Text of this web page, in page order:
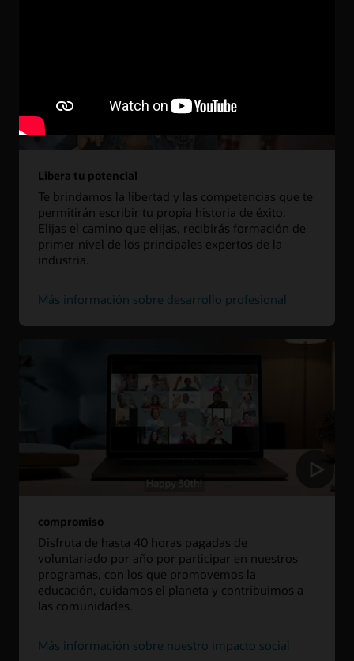
Libera tu potencial
Te brindamos la libertad y las competencias que te
permitirán escribir tu propia historia de éxito.
Elijas el camino que elijas, recibirás formación de
primer nivel de los principales expertos de la
industria.
Más información sobre desarrollo profesional
compromiso
Disfruta de hasta 40 horas pagadas de
voluntariado por año por participar en nuestros
programas, con los que promovemos la
educación, cuidamos el planeta y contribuimos a
las comunidades.
Más información sobre nuestro impacto social